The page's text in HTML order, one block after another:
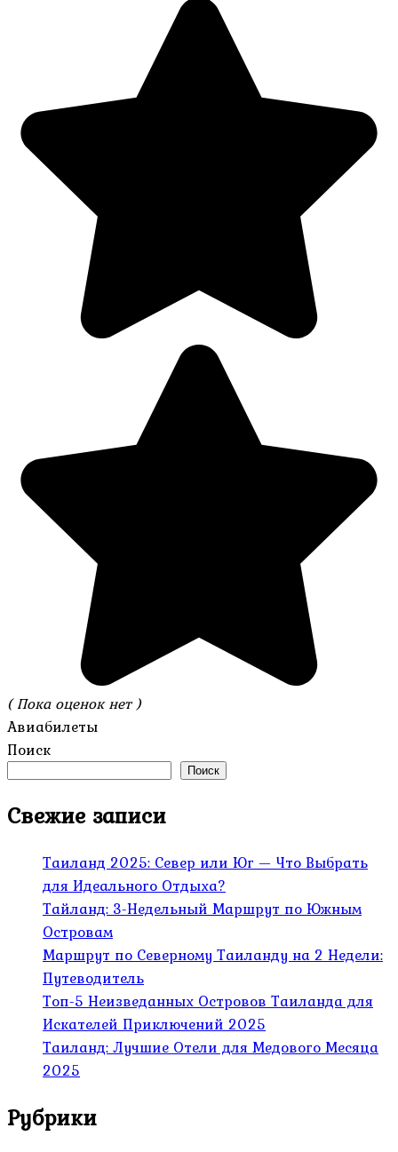
( Пока оценок нет )
Авиабилеты
Поиск
Поиск
Свежие записи
Таиланд 2025: Север или Юг — Что Выбрать
для Идеального Отдыха?
Тайланд: 3-Недельный Маршрут по Южным
Островам
Маршрут по Северному Таиланду на 2 Недели:
Путеводитель
Топ-5 Неизведанных Островов Таиланда для
Искателей Приключений 2025
Таиланд: Лучшие Отели для Медового Месяца
2025
Рубрики